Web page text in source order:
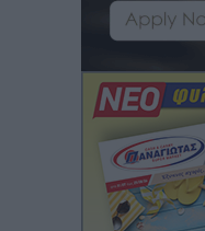
ευρώ επειδή δεν
οικογενειακές
Τοπικές Ειδήσεις• πριν
Ο γεωεντοπισμός
στη Ρόδο
Τοπικές Ειδήσεις• πριν